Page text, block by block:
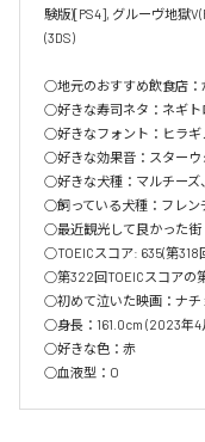
験版)[PS4], グルーヴ地獄
(3DS)
○地元のおすすめ飲食店：
○好きな寿司ネタ：ネギト
○好きなフォント：ヒラギ
○好きな効果音：スターウ
○好きな犬種：マルチーズ
○飼っている犬種：フレン
○最近観光して良かった街
○TOEICスコア: 635(第318
○第322回TOEICスコアの
○初めて泣いた映画：ナチ
○身長：161.0cm (2023年4
○好きな色：赤
○血液型：O